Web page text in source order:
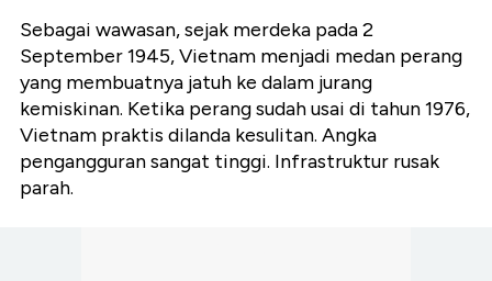
Sebagai wawasan, sejak merdeka pada 2
September 1945, Vietnam menjadi medan perang
yang membuatnya jatuh ke dalam jurang
kemiskinan. Ketika perang sudah usai di tahun 1976,
Vietnam praktis dilanda kesulitan. Angka
pengangguran sangat tinggi. Infrastruktur rusak
parah.